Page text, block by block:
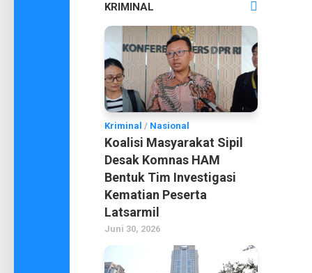
KRIMINAL
Kriminal / Nasional
Koalisi Masyarakat Sipil
Desak Komnas HAM
Bentuk Tim Investigasi
Kematian Peserta
Latsarmil
Juni 30, 2026